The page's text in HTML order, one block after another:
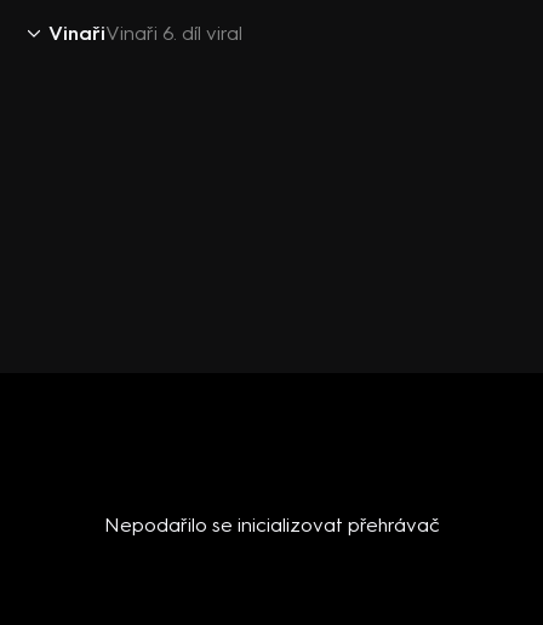
VinařiVinaři 6. díl viral
Nepodařilo se inicializovat přehrávač